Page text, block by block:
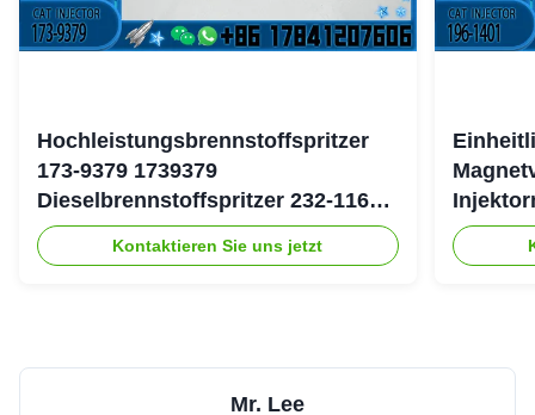
Hochleistungsbrennstoffspritzer
173-9379 1739379
Dieselbrennstoffspritzer 232-1167
2321167 für Caterpillar 3126 Motor
Kontaktieren Sie uns jetzt
4754
Mr. Lee